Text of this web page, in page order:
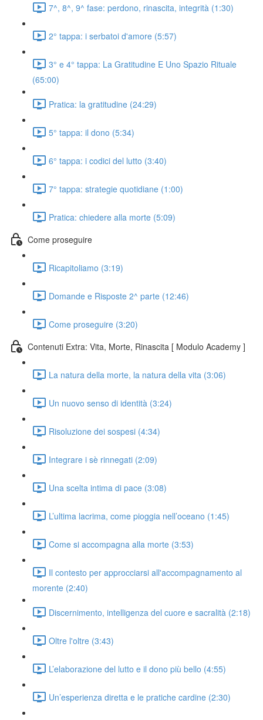
7^, 8^, 9^ fase: perdono, rinascita, integrità (1:30)
2° tappa: i serbatoi d'amore (5:57)
3° e 4° tappa: La Gratitudine E Uno Spazio Rituale
(65:00)
Pratica: la gratitudine (24:29)
5° tappa: il dono (5:34)
6° tappa: i codici del lutto (3:40)
7° tappa: strategie quotidiane (1:00)
Pratica: chiedere alla morte (5:09)
Come proseguire
Ricapitoliamo (3:19)
Domande e Risposte 2^ parte (12:46)
Come proseguire (3:20)
Contenuti Extra: Vita, Morte, Rinascita [ Modulo Academy ]
La natura della morte, la natura della vita (3:06)
Un nuovo senso di identità (3:24)
Risoluzione dei sospesi (4:34)
Integrare i sè rinnegati (2:09)
Una scelta intima di pace (3:08)
L’ultima lacrima, come pioggia nell’oceano (1:45)
Come si accompagna alla morte (3:53)
Il contesto per approcciarsi all'accompagnamento al
morente (2:40)
Discernimento, intelligenza del cuore e sacralità (2:18)
Oltre l'oltre (3:43)
L’elaborazione del lutto e il dono più bello (4:55)
Un’esperienza diretta e le pratiche cardine (2:30)